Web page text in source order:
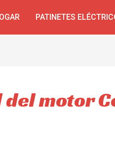
PATINETES
del motor